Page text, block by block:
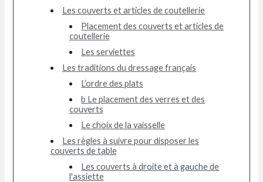
Les couverts et articles de coutellerie
Placement des couverts et articles de
coutellerie
Les serviettes
Les traditions du dressage français
L’ordre des plats
b Le placement des verres et des
couverts
Le choix de la vaisselle
Les règles à suivre pour disposer les
couverts de table
Les couverts à droite et à gauche de
l'assiette